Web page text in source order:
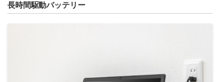
長時間駆動バッテリー